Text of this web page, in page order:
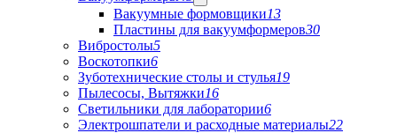
Вакуумные формовщики13
Пластины для вакуумформеров30
Вибростолы5
Воскотопки6
Зуботехнические столы и стулья19
Пылесосы, Вытяжки16
Светильники для лаборатории6
Электрошпатели и расходные материалы22